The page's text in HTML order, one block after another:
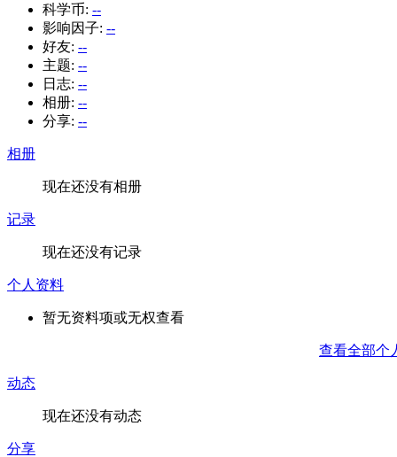
科学币: --
影响因子: --
好友: --
主题: --
日志: --
相册: --
分享: --
相册
现在还没有相册
记录
现在还没有记录
个人资料
暂无资料项或无权查看
查看全部个
动态
现在还没有动态
分享